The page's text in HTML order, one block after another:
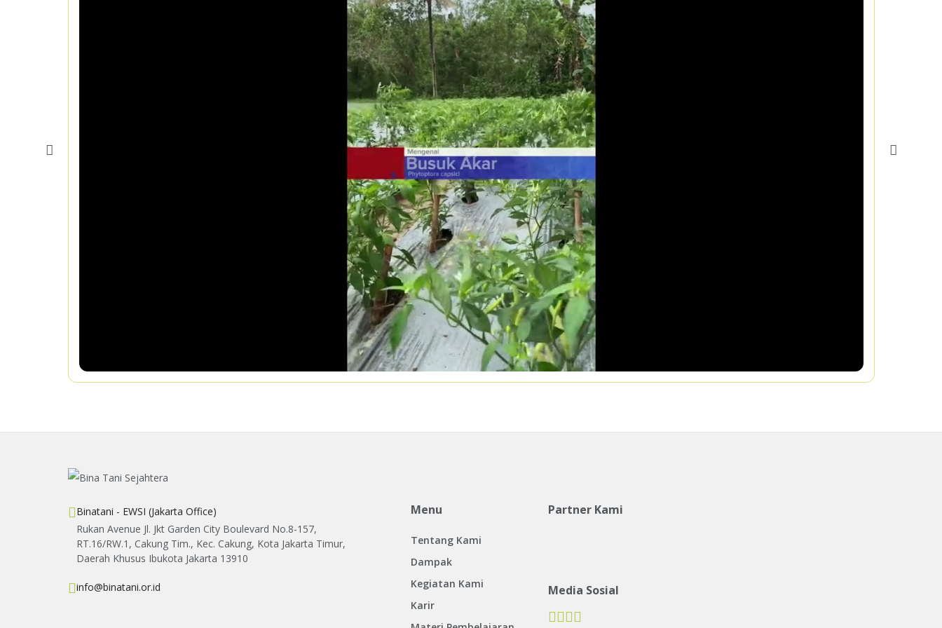
Binatani - EWSI (Jakarta Office)
Rukan Avenue Jl. Jkt Garden City Boulevard No.8-157,
RT.16/RW.1, Cakung Tim., Kec. Cakung, Kota Jakarta Timur,
Daerah Khusus Ibukota Jakarta 13910
info@binatani.or.id
Menu
Tentang Kami
Dampak
Kegiatan Kami
Karir
Partner Kami
Media Sosial